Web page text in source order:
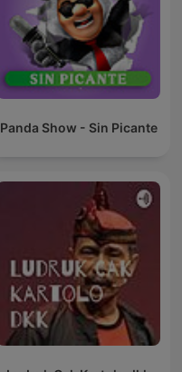
Panda Show - Sin Picante